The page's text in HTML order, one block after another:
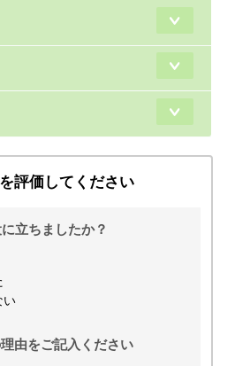
評価してください
立ちましたか？
い
由をご記入ください